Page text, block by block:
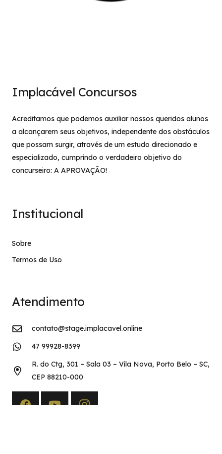
Implacável Concursos
Acreditamos que podemos auxiliar nossos queridos alunos
a alcançarem seus objetivos, independente dos obstáculos
que possam surgir, através de um estudo direcionado e
especializado, cumprindo o verdadeiro objetivo do
concurseiro: A APROVAÇÃO!
Institucional
Sobre
Termos de Uso
Atendimento
contato@stage.implacavel.online
47 99928-8399
R. do Ctg, 301 – Sala 03 – Vila Nova, Porto Belo – SC,
CEP 88210-000